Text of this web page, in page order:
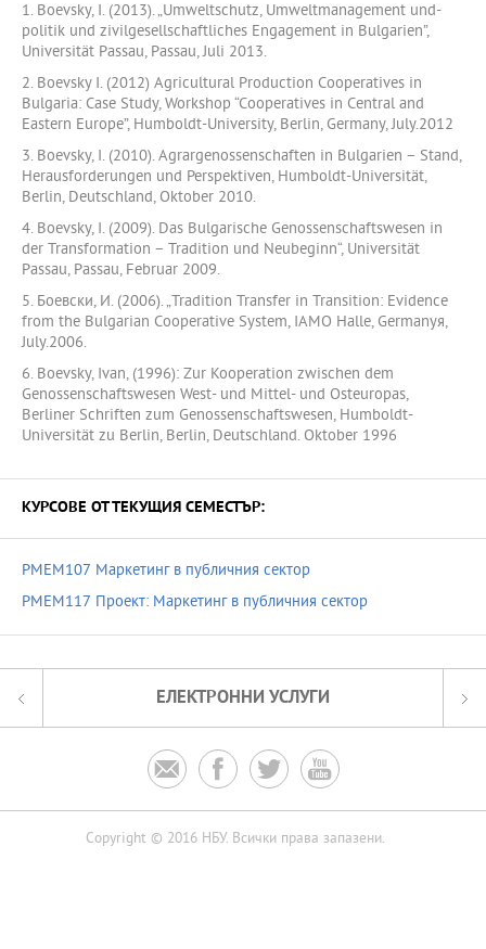
1. Boevsky, I. (2013). „Umweltschutz, Umweltmanagement und-
politik und zivilgesellschaftliches Engagement in Bulgarien”,
Universität Passau, Passau, Juli 2013.
2. Boevsky I. (2012) Agricultural Production Cooperatives in
Bulgaria: Case Study, Workshop “Cooperatives in Central and
Eastern Europe”, Humboldt-University, Berlin, Germany, July.2012
3. Boevsky, I. (2010). Agrargenossenschaften in Bulgarien – Stand,
Herausforderungen und Perspektiven, Humboldt-Universität,
Berlin, Deutschland, Oktober 2010.
4. Boevsky, I. (2009). Das Bulgarische Genossenschaftswesen in
der Transformation – Tradition und Neubeginn“, Universität
Passau, Passau, Februar 2009.
5. Боевски, И. (2006). „Tradition Transfer in Transition: Evidence
from the Bulgarian Cooperative System, IAMO Halle, Germanyя,
July.2006.
6. Boevsky, Ivan, (1996): Zur Kooperation zwischen dem
Genossenschaftswesen West- und Mittel- und Osteuropas,
Berliner Schriften zum Genossenschaftswesen, Humboldt-
Universität zu Berlin, Berlin, Deutschland. Oktober 1996
КУРСОВЕ ОТ ТЕКУЩИЯ СЕМЕСТЪР:
PMEM107 Маркетинг в публичния сектор
PMEM117 Проект: Маркетинг в публичния сектор
ЕЛЕКТРОННИ УСЛУГИ
   
Copyright © 2016 НБУ. Всички права запазени.